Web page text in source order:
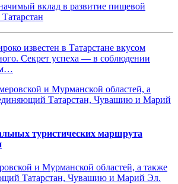
вклад в развитие пищевой
известен в Татарстане вкусом
Секрет успеха — в соблюдении
туристических маршрута
и Мурманской областей, а также
Татарстан, Чувашию и Марий Эл.